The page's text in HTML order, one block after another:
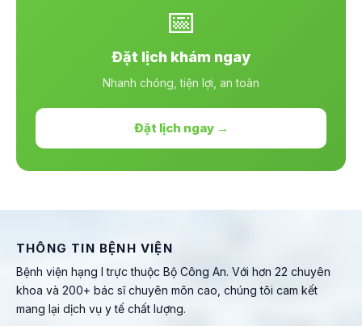
📅
Đặt lịch khám ngay
Nhanh chóng, tiện lợi, an toàn
Đặt lịch ngay →
THÔNG TIN BỆNH VIỆN
Bệnh viện hạng I trực thuộc Bộ Công An. Với hơn 22 chuyên
khoa và 200+ bác sĩ chuyên môn cao, chúng tôi cam kết
mang lại dịch vụ y tế chất lượng.